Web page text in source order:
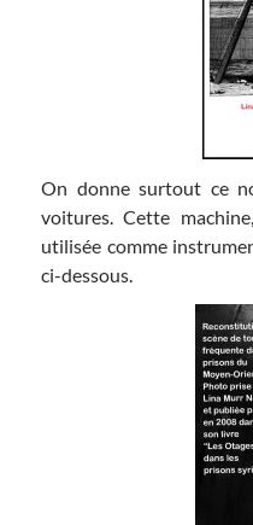
On donne surtout ce
voitures. Cette
utilisée comme
ci-dessous.